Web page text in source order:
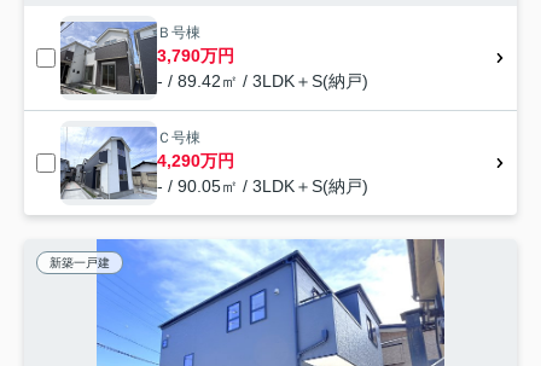
Ｂ号棟
3,790万円
- / 89.42㎡ / 3LDK＋S(納戸)
Ｃ号棟
4,290万円
- / 90.05㎡ / 3LDK＋S(納戸)
新築一戸建